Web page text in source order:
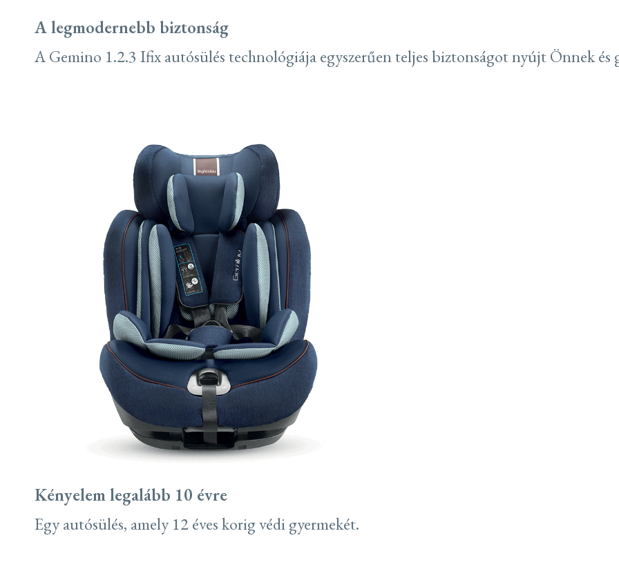
A legmodernebb biztonság
A Gemino 1.2.3 Ifix autósülés technológiája egyszerűen teljes biztonságot nyújt Önnek és
Kényelem legalább 10 évre
Egy autósülés, amely 12 éves korig védi gyermekét.